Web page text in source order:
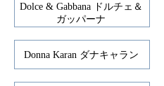
Dolce & Gabbana ドルチェ＆
ガッパーナ
Donna Karan ダナキャラン